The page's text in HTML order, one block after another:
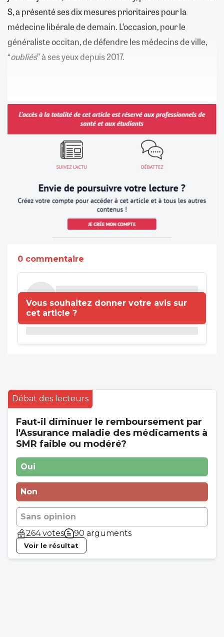
S, a présenté ses dix mesures prioritaires pour la
médecine libérale de demain. L’occasion, pour le
généraliste occitan, de défendre les médecins de ville,
“oubliés” à ses yeux depuis 2017.
0 commentaire
Vous souhaitez donner votre avis sur
cet article ?
Débat des lecteurs
Faut-il diminuer le remboursement par
l'Assurance maladie des médicaments à
SMR faible ou modéré?
Oui
Non
Sans opinion
264 votes
90 arguments
Voir le résultat